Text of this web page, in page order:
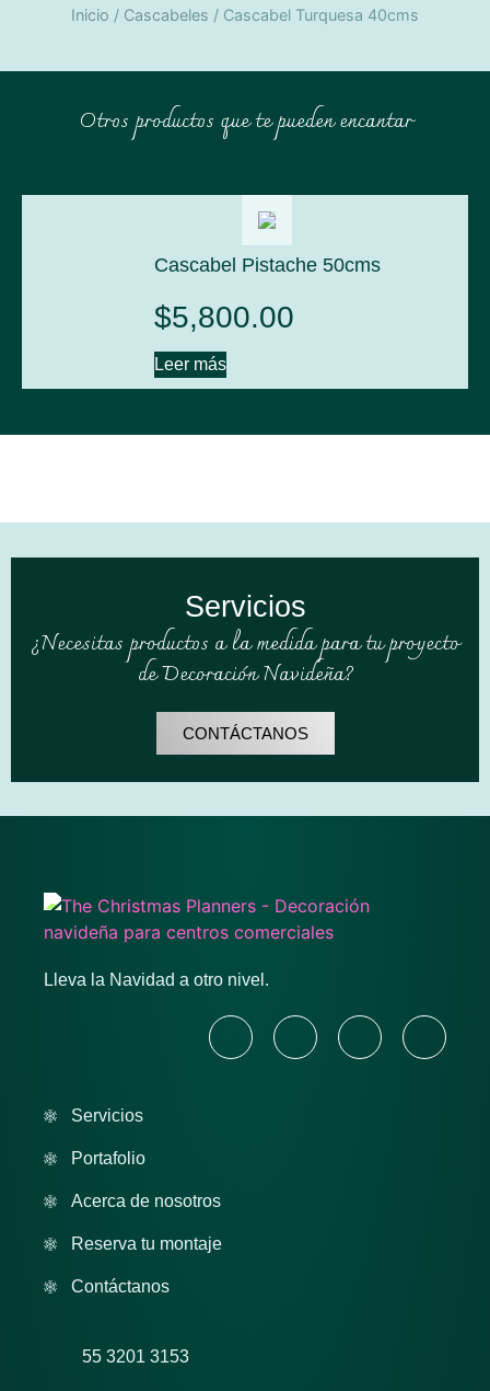
Inicio / Cascabeles / Cascabel Turquesa 40cms
Otros productos que te pueden encantar
Cascabel Pistache 50cms
$5,800.00
Leer más
Servicios
¿Necesitas productos a la medida para tu proyecto
de Decoración Navideña?
CONTÁCTANOS
Lleva la Navidad a otro nivel.
Servicios
Portafolio
Acerca de nosotros
Reserva tu montaje
Contáctanos
55 3201 3153